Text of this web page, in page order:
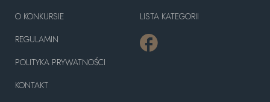
O KONKURSIE
REGULAMIN
POLITYKA PRYWATNOŚCI
KONTAKT
LISTA KATEGORII